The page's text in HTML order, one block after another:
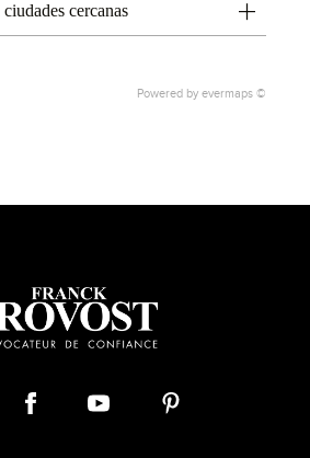
cercanas
Powered by evermaps ©